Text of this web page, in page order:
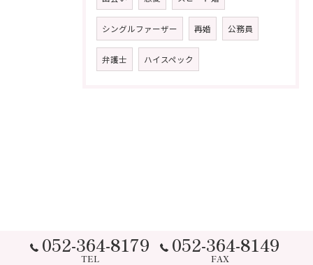
シングルファーザー 再婚 公務員
弁護士 ハイスペック
052-364-8179
TEL
052-364-8149
FAX